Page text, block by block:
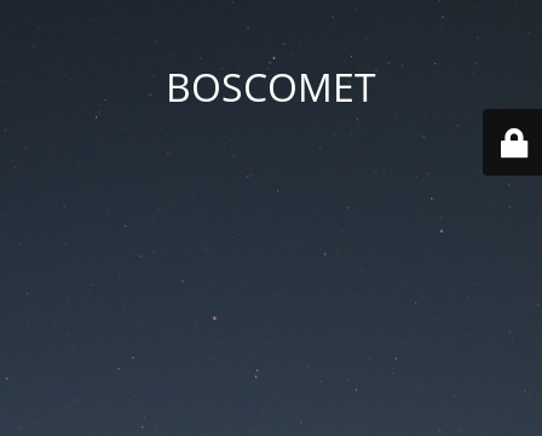
BOSCOMET